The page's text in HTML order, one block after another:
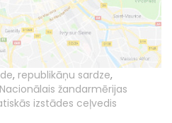
, republikāņu sardze,
Nacionālais žandarmērijas
izstādes ceļvedis